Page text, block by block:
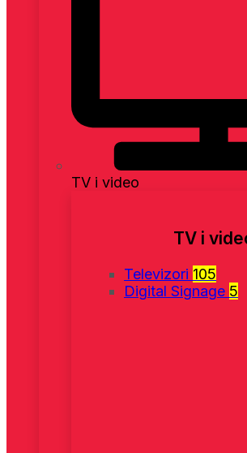
TV i video
TV i
Televizori 105
Digital Signage 5